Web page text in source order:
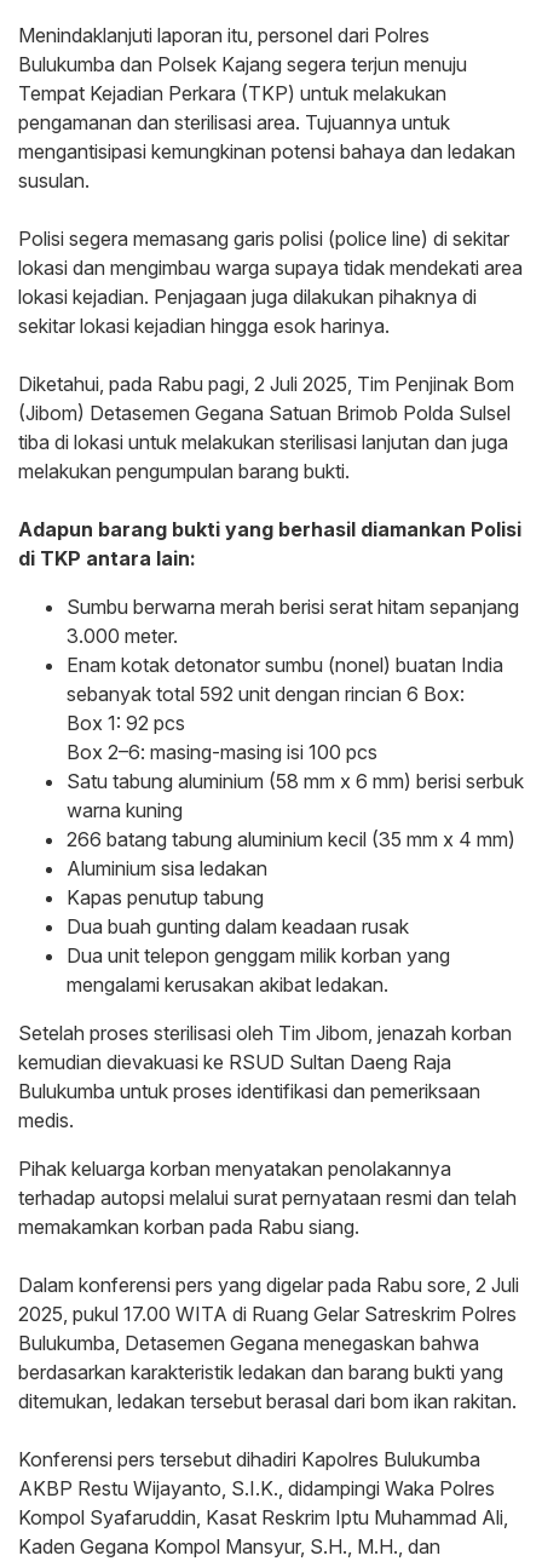
Menindaklanjuti laporan itu, personel dari Polres
Bulukumba dan Polsek Kajang segera terjun menuju
Tempat Kejadian Perkara (TKP) untuk melakukan
pengamanan dan sterilisasi area. Tujuannya untuk
mengantisipasi kemungkinan potensi bahaya dan ledakan
susulan.
‎Polisi segera memasang garis polisi (police line) di sekitar
lokasi dan mengimbau warga supaya tidak mendekati area
lokasi kejadian. Penjagaan juga dilakukan pihaknya di
sekitar lokasi kejadian hingga esok harinya.
Diketahui, ‎pada Rabu pagi, 2 Juli 2025, Tim Penjinak Bom
(Jibom) Detasemen Gegana Satuan Brimob Polda Sulsel
tiba di lokasi untuk melakukan sterilisasi lanjutan dan juga
melakukan pengumpulan barang bukti.
Adapun barang bukti yang berhasil diamankan Polisi
di TKP antara lain:
Sumbu berwarna merah berisi serat hitam sepanjang
3.000 meter.
‎Enam kotak detonator sumbu (nonel) buatan India
sebanyak total 592 unit dengan rincian 6 Box:
‎Box 1: 92 pcs
‎Box 2–6: masing-masing isi 100 pcs
‎Satu tabung aluminium (58 mm x 6 mm) berisi serbuk
warna kuning
‎266 batang tabung aluminium kecil (35 mm x 4 mm)
‎Aluminium sisa ledakan
‎Kapas penutup tabung
‎Dua buah gunting dalam keadaan rusak
Dua unit telepon genggam milik korban yang
mengalami kerusakan akibat ledakan.
‎Setelah proses sterilisasi oleh Tim Jibom, jenazah korban
kemudian dievakuasi ke RSUD Sultan Daeng Raja
Bulukumba untuk proses identifikasi dan pemeriksaan
medis.
Pihak keluarga korban menyatakan penolakannya
terhadap autopsi melalui surat pernyataan resmi dan telah
memakamkan korban pada Rabu siang.
‎Dalam konferensi pers yang digelar pada Rabu sore, 2 Juli
2025, pukul 17.00 WITA di Ruang Gelar Satreskrim Polres
Bulukumba, Detasemen Gegana menegaskan bahwa
berdasarkan karakteristik ledakan dan barang bukti yang
ditemukan, ledakan tersebut berasal dari bom ikan rakitan.
‎Konferensi pers tersebut dihadiri Kapolres Bulukumba
AKBP Restu Wijayanto, S.I.K., didampingi Waka Polres
Kompol Syafaruddin, Kasat Reskrim Iptu Muhammad Ali,
Kaden Gegana Kompol Mansyur, S.H., M.H., dan